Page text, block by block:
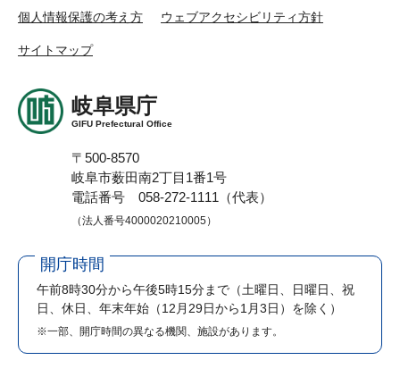
個人情報保護の考え方 ウェブアクセシビリティ方針
サイトマップ
岐阜県庁
GIFU Prefectural Office
〒500-8570
岐阜市薮田南2丁目1番1号
電話番号 058-272-1111（代表）
（法人番号4000020210005）
開庁時間
午前8時30分から午後5時15分まで （土曜日、日曜日、祝
日、休日、年末年始（12月29日から1月3日）を除く）
※一部、開庁時間の異なる機関、施設があります。